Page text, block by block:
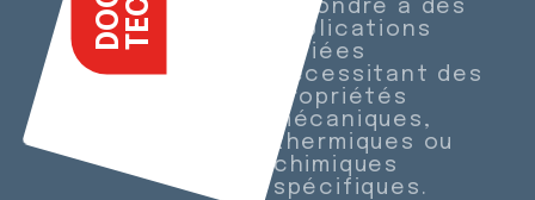
répondre à des
applications
variées
nécessitant des
propriétés
mécaniques,
thermiques ou
chimiques
spécifiques.